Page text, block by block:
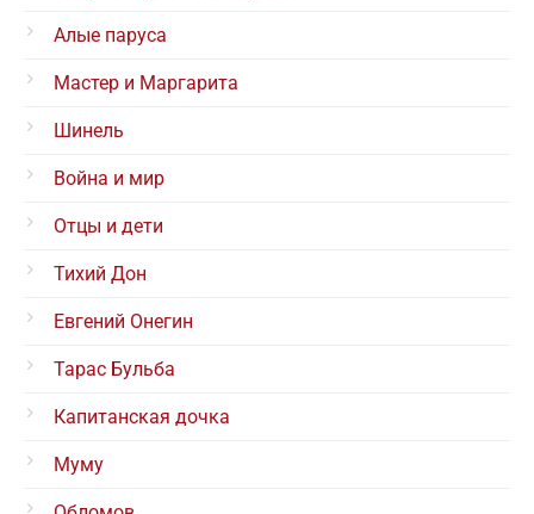
Алые паруса
Мастер и Маргарита
Шинель
Война и мир
Отцы и дети
Тихий Дон
Евгений Онегин
Тарас Бульба
Капитанская дочка
Муму